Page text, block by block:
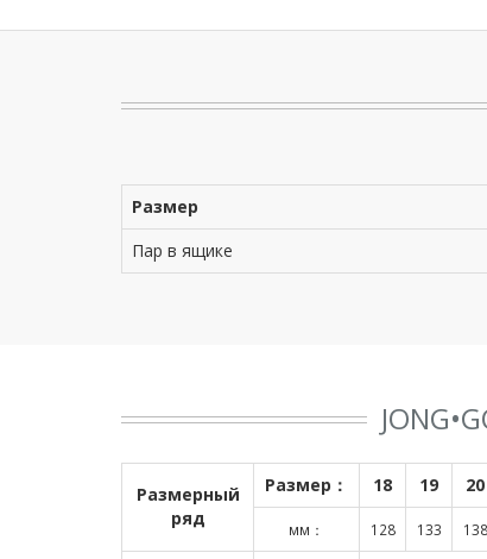
Размер
Пар в ящике
Размерный
ряд
Размер： 18 19 20
мм： 128 133 138